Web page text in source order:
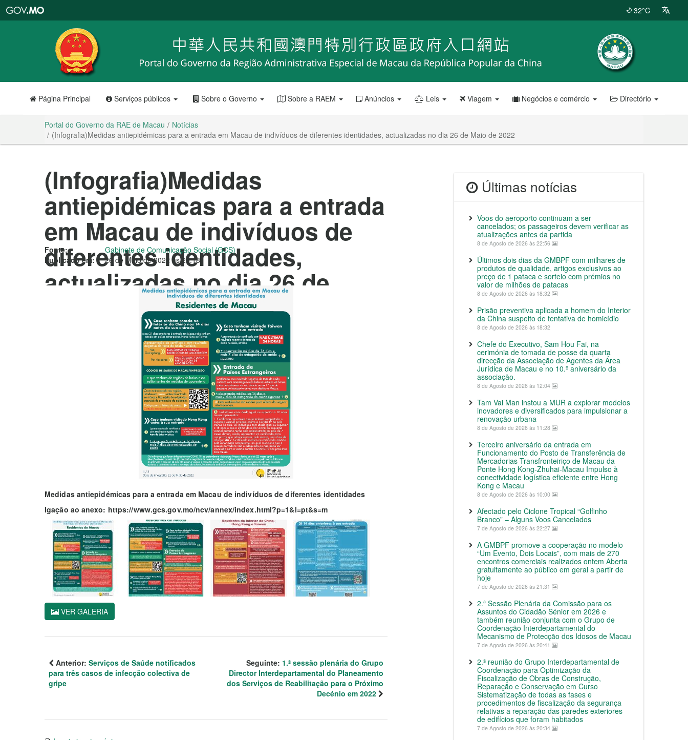
RAE
de
Macau
32°C
Página Principal Serviços públicos Sobre o Governo Sobre a RAEM Anúncios Leis Viagem Negócios e comércio Directório
Portal do Governo da RAE de Macau
Notícias
(Infografia)Medidas antiepidémicas para a entrada em Macau de indivíduos de diferentes identidades, actualizadas no dia 26 de Maio de 2022
(Infografia)Medidas
antiepidémicas para a entrada
em Macau de indivíduos de
diferentes identidades,
actualizadas no dia 26 de
Maio de 2022
Fonte:
Gabinete de Comunicação Social (GCS)
Publicado em:
26 de Maio de 2022 às 20:18
Medidas antiepidémicas para a entrada em Macau de indivíduos de diferentes identidades
Igação ao anexo: https://www.gcs.gov.mo/ncv/annex/index.html?p=1&l=pt&s=m
VER GALERIA
Anterior: Serviços de Saúde notificados
para três casos de infecção colectiva de
gripe
Seguinte: 1.ª sessão plenária do Grupo
Director Interdepartamental do Planeamento
dos Serviços de Reabilitação para o Próximo
Decénio em 2022
Últimas notícias
Voos do aeroporto continuam a ser
cancelados; os passageiros devem verificar as
atualizações antes da partida
8 de Agosto de 2026 às 22:56
Últimos dois dias da GMBPF com milhares de
produtos de qualidade, artigos exclusivos ao
preço de 1 pataca e sorteio com prémios no
valor de milhões de patacas
8 de Agosto de 2026 às 18:32
Prisão preventiva aplicada a homem do Interior
da China suspeito de tentativa de homicídio
8 de Agosto de 2026 às 18:32
Chefe do Executivo, Sam Hou Fai, na
cerimónia de tomada de posse da quarta
direcção da Associação de Agentes da Área
Jurídica de Macau e no 10.º aniversário da
associação.
8 de Agosto de 2026 às 12:04
Tam Vai Man instou a MUR a explorar modelos
inovadores e diversificados para impulsionar a
renovação urbana
8 de Agosto de 2026 às 11:28
Terceiro aniversário da entrada em
Funcionamento do Posto de Transferência de
Mercadorias Transfronteiriço de Macau da
Ponte Hong Kong-Zhuhai-Macau Impulso à
conectividade logística eficiente entre Hong
Kong e Macau
8 de Agosto de 2026 às 10:00
Afectado pelo Ciclone Tropical “Golfinho
Branco” – Alguns Voos Cancelados
7 de Agosto de 2026 às 22:27
A GMBPF promove a cooperação no modelo
“Um Evento, Dois Locais”, com mais de 270
encontros comerciais realizados ontem Aberta
gratuitamente ao público em geral a partir de
hoje
7 de Agosto de 2026 às 21:31
2.ª Sessão Plenária da Comissão para os
Assuntos do Cidadão Sénior em 2026 e
também reunião conjunta com o Grupo de
Coordenação Interdepartamental do
Mecanismo de Protecção dos Idosos de Macau
7 de Agosto de 2026 às 20:41
2.ª reunião do Grupo Interdepartamental de
Coordenação para Optimização da
Fiscalização de Obras de Construção,
Reparação e Conservação em Curso
Sistematização de todas as fases e
procedimentos de fiscalização da segurança
relativas a reparação das paredes exteriores
de edifícios que foram habitados
7 de Agosto de 2026 às 20:34